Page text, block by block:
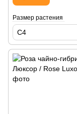
Размер растения
С4